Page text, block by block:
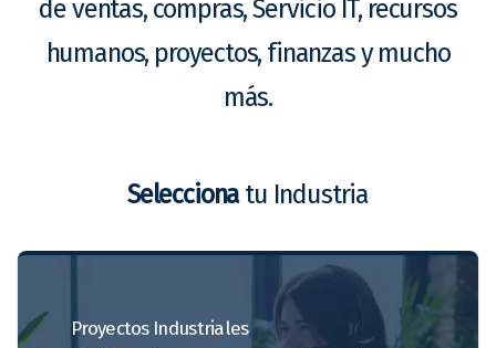
de ventas, compras, Servicio IT, recursos
humanos, proyectos, finanzas y mucho
más.
Seleccionatu Industria
ProyectosIndustriales